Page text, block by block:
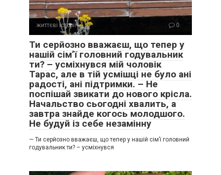
життєві історії 0
Ти серйозно вважаєш, що тепер у
нашій сім’ї головний годувальник
ти? – усміхнувся мій чоловік
Тарас, але в тій усмішці не було ані
радості, ані підтримки. – Не
поспішай звикати до нового крісла.
Начальство сьогодні хвалить, а
завтра знайде когось молодшого.
Не будуй із себе незамінну
— Ти серйозно вважаєш, що тепер у нашій сім’ї головний
годувальник ти? – усміхнувся